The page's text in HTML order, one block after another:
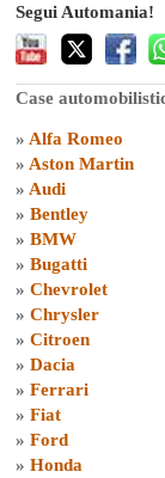
Segui Automania!
Case
» Alfa Romeo
» Aston Martin
» Audi
» Bentley
» BMW
» Bugatti
» Chevrolet
» Chrysler
» Citroen
» Dacia
» Ferrari
» Fiat
» Ford
» Honda